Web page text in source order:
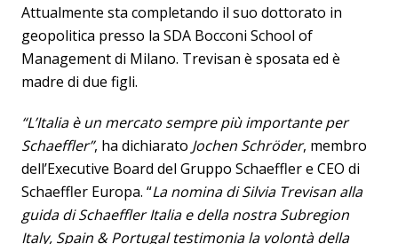
Attualmente sta completando il suo dottorato in
geopolitica presso la SDA Bocconi School of
Management di Milano. Trevisan è sposata ed è
madre di due figli.
“L’Italia è un mercato sempre più importante per
Schaeffler”, ha dichiarato Jochen Schröder, membro
dell’Executive Board del Gruppo Schaeffler e CEO di
Schaeffler Europa. “La nomina di Silvia Trevisan alla
guida di Schaeffler Italia e della nostra Subregion
Italy, Spain & Portugal testimonia la volontà della